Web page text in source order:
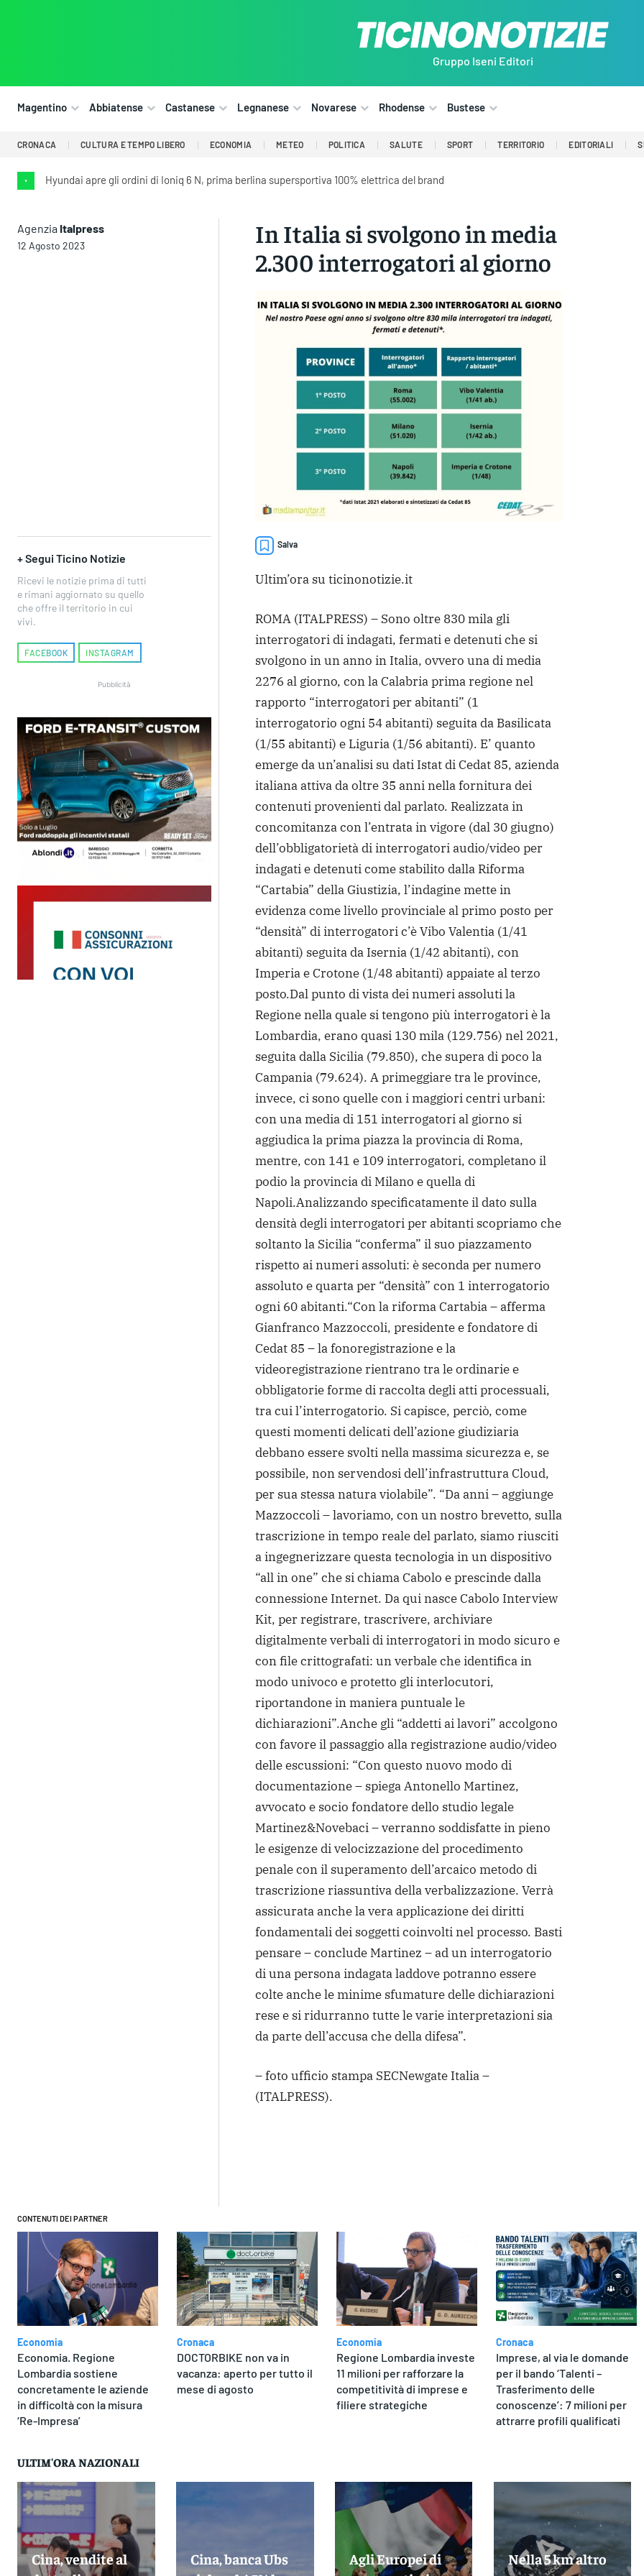
Gruppo Iseni Editori
Magentino Abbiatense Castanese Legnanese Novarese Rhodense Bustese
CRONACA CULTURA E TEMPO LIBERO ECONOMIA METEO POLITICA SALUTE SPORT TERRITORIO EDITORIALI
• Hyundai apre gli ordini di Ioniq 6 N, prima berlina supersportiva 100% elettrica del brand
Agenzia Italpress
12 Agosto 2023
In Italia si svolgono in media
2.300 interrogatori al giorno
+ Segui Ticino Notizie
Ricevi le notizie prima di tutti
e rimani aggiornato su quello
che offre il territorio in cui
vivi.
FACEBOOK INSTAGRAM
Pubblicità
Salva
Ultim’ora su ticinonotizie.it
ROMA (ITALPRESS) – Sono oltre 830 mila gli
interrogatori di indagati, fermati e detenuti che si
svolgono in un anno in Italia, ovvero una di media
2276 al giorno, con la Calabria prima regione nel
rapporto “interrogatori per abitanti” (1
interrogatorio ogni 54 abitanti) seguita da Basilicata
(1/55 abitanti) e Liguria (1/56 abitanti). E’ quanto
emerge da un’analisi su dati Istat di Cedat 85, azienda
italiana attiva da oltre 35 anni nella fornitura dei
contenuti provenienti dal parlato. Realizzata in
concomitanza con l’entrata in vigore (dal 30 giugno)
dell’obbligatorietà di interrogatori audio/video per
indagati e detenuti come stabilito dalla Riforma
“Cartabia” della Giustizia, l’indagine mette in
evidenza come livello provinciale al primo posto per
“densità” di interrogatori c’è Vibo Valentia (1/41
abitanti) seguita da Isernia (1/42 abitanti), con
Imperia e Crotone (1/48 abitanti) appaiate al terzo
posto.Dal punto di vista dei numeri assoluti la
Regione nella quale si tengono più interrogatori è la
Lombardia, erano quasi 130 mila (129.756) nel 2021,
seguita dalla Sicilia (79.850), che supera di poco la
Campania (79.624). A primeggiare tra le province,
invece, ci sono quelle con i maggiori centri urbani:
con una media di 151 interrogatori al giorno si
aggiudica la prima piazza la provincia di Roma,
mentre, con 141 e 109 interrogatori, completano il
podio la provincia di Milano e quella di
Napoli.Analizzando specificatamente il dato sulla
densità degli interrogatori per abitanti scopriamo che
soltanto la Sicilia “conferma” il suo piazzamento
rispetto ai numeri assoluti: è seconda per numero
assoluto e quarta per “densità” con 1 interrogatorio
ogni 60 abitanti.“Con la riforma Cartabia – afferma
Gianfranco Mazzoccoli, presidente e fondatore di
Cedat 85 – la fonoregistrazione e la
videoregistrazione rientrano tra le ordinarie e
obbligatorie forme di raccolta degli atti processuali,
tra cui l’interrogatorio. Si capisce, perciò, come
questi momenti delicati dell’azione giudiziaria
debbano essere svolti nella massima sicurezza e, se
possibile, non servendosi dell’infrastruttura Cloud,
per sua stessa natura violabile”. “Da anni – aggiunge
Mazzoccoli – lavoriamo, con un nostro brevetto, sulla
trascrizione in tempo reale del parlato, siamo riusciti
a ingegnerizzare questa tecnologia in un dispositivo
“all in one” che si chiama Cabolo e prescinde dalla
connessione Internet. Da qui nasce Cabolo Interview
Kit, per registrare, trascrivere, archiviare
digitalmente verbali di interrogatori in modo sicuro e
con file crittografati: un verbale che identifica in
modo univoco e protetto gli interlocutori,
riportandone in maniera puntuale le
dichiarazioni”.Anche gli “addetti ai lavori” accolgono
con favore il passaggio alla registrazione audio/video
delle escussioni: “Con questo nuovo modo di
documentazione – spiega Antonello Martinez,
avvocato e socio fondatore dello studio legale
Martinez&Novebaci – verranno soddisfatte in pieno
le esigenze di velocizzazione del procedimento
penale con il superamento dell’arcaico metodo di
trascrizione riassuntiva della verbalizzazione. Verrà
assicurata anche la vera applicazione dei diritti
fondamentali dei soggetti coinvolti nel processo. Basti
pensare – conclude Martinez – ad un interrogatorio
di una persona indagata laddove potranno essere
colte anche le minime sfumature delle dichiarazioni
rese e si ridurranno tutte le varie interpretazioni sia
da parte dell’accusa che della difesa”.
– foto ufficio stampa SECNewgate Italia –
(ITALPRESS).
CONTENUTI DEI PARTNER
Economia
Economia. Regione
Lombardia sostiene
concretamente le aziende
in difficoltà con la misura
‘Re-Impresa’
Cronaca
DOCTORBIKE non va in
vacanza: aperto per tutto il
mese di agosto
Economia
Regione Lombardia investe
11 milioni per rafforzare la
competitività di imprese e
filiere strategiche
Cronaca
Imprese, al via le domande
per il bando ‘Talenti –
Trasferimento delle
conoscenze’: 7 milioni per
attrarre profili qualificati
ULTIM'ORA NAZIONALI
Cina, vendite al
Cina, banca Ubs
Agli Europei di
Nella 5 km altro